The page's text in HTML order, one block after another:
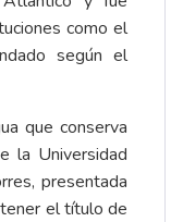
como el
según el
que conserva
la Universidad
presentada
el título de